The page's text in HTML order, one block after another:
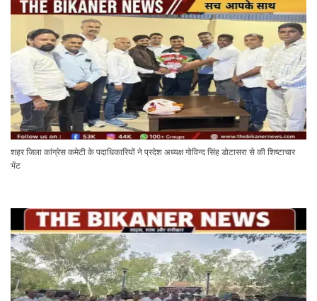
शहर जिला कांग्रेस कमेटी के पदाधिकारियों ने प्रदेश अध्यक्ष गोविन्द सिंह डोटासरा से की शिष्टाचार
भेंट